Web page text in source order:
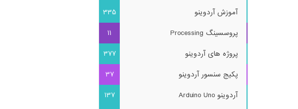
آموزش آردوینو
335
پروسسینگ Processing
11
پروژه های آردوینو
377
پکیج سنسور آردوینو
37
آردوینو Arduino Uno
137